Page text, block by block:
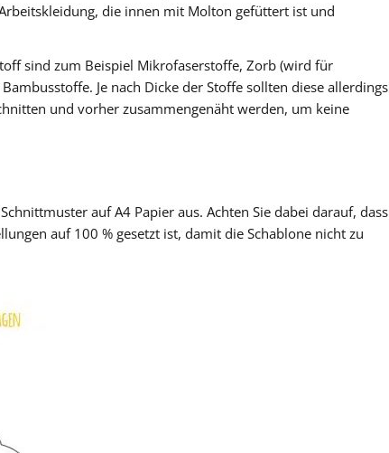
die innen mit Molton gefüttert ist und
sind zum Beispiel Mikrofaserstoffe, Zorb (wird für
Je nach Dicke der Stoffe sollten diese allerdings
und vorher zusammengenäht werden, um keine
auf A4 Papier aus. Achten Sie dabei darauf, dass
auf 100 % gesetzt ist, damit die Schablone nicht zu